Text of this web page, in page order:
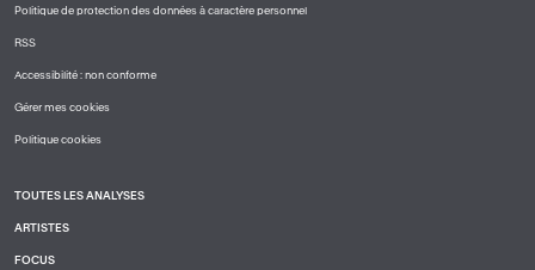
Politique de protection des données à caractère personnel
RSS
Accessibilité : non conforme
Gérer mes cookies
Politique cookies
DE
PAGE
TOUTES LES ANALYSES
ARTISTES
FOCUS